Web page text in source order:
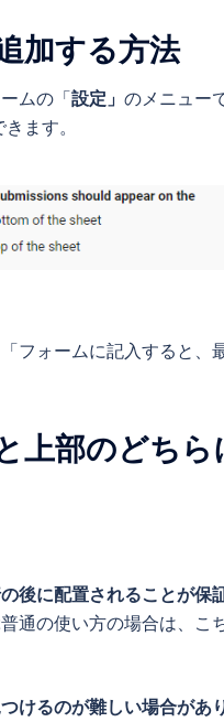
加する方法
ムの「設定」 のメニュー
ます。
フォームに記入すると、
上部のどちら
後に配置されることが保
通の使い方の場合は、こ
けるのが難しい場合があり